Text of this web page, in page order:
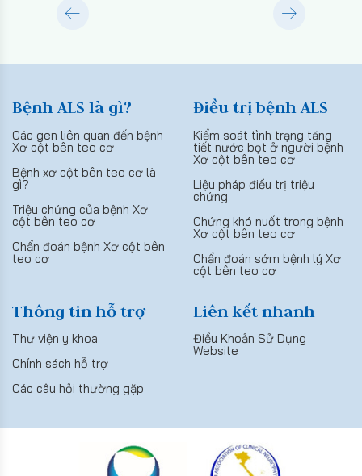
Bệnh ALS là gì?
Các gen liên quan đến bệnh
Xơ cột bên teo cơ
Bệnh xơ cột bên teo cơ là
gì?
Triệu chứng của bệnh Xơ
cột bên teo cơ
Chẩn đoán bệnh Xơ cột bên
teo cơ
Điều trị bệnh ALS
Kiểm soát tình trạng tăng
tiết nước bọt ở người bệnh
Xơ cột bên teo cơ
Liệu pháp điều trị triệu
chứng
Chứng khó nuốt trong bệnh
Xơ cột bên teo cơ
Chẩn đoán sớm bệnh lý Xơ
cột bên teo cơ
Thông tin hỗ trợ
Thư viện y khoa
Chính sách hỗ trợ
Các câu hỏi thường gặp
Liên kết nhanh
Điều Khoản Sử Dụng
Website